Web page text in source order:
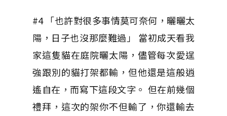
#4 「也許對很多事情莫可奈何，曬曬太
陽，日子也沒那麼難過」 當初成天看我
家這隻貓在庭院曬太陽，儘管每次愛逞
強跟別的貓打架都輸，但他還是這般逍
遙自在，而寫下這段文字。 但在前幾個
禮拜，這次的架你不但輸了，你還輸去